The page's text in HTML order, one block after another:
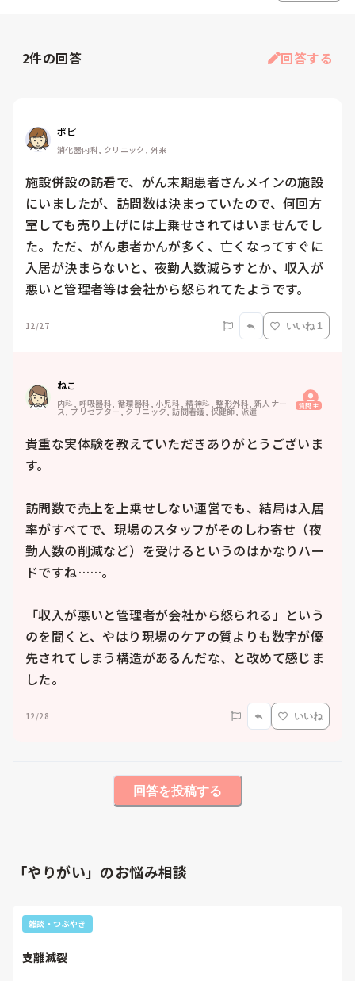
2件の回答 回答する
ポピ
消化器内科, クリニック, 外来
施設併設の訪看で、がん末期患者さんメインの施設
にいましたが、訪問数は決まっていたので、何回方
室しても売り上げには上乗せされてはいませんでし
た。ただ、がん患者かんが多く、亡くなってすぐに
入居が決まらないと、夜勤人数減らすとか、収入が
悪いと管理者等は会社から怒られてたようです。
12/27 いいね 1
ねこ
内科, 呼吸器科, 循環器科, 小児科, 精神科, 整形外科, 新人ナー
ス, プリセプター, クリニック, 訪問看護, 保健師, 派遣 質問主
貴重な実体験を教えていただきありがとうございま
す。
訪問数で売上を上乗せしない運営でも、結局は入居
率がすべてで、現場のスタッフがそのしわ寄せ（夜
勤人数の削減など）を受けるというのはかなりハー
ドですね……。
「収入が悪いと管理者が会社から怒られる」という
のを聞くと、やはり現場のケアの質よりも数字が優
先されてしまう構造があるんだな、と改めて感じま
12/28 いいね
回答を投稿する
「やりがい」のお悩み相談
雑談・つぶやき
支離滅裂